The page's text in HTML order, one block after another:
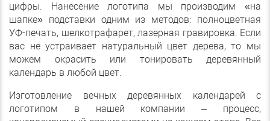
цифры. Нанесение логотипа мы производим «на
шапке» подставки одним из методов: полноцветная
УФ-печать, шелкотрафарет, лазерная гравировка. Если
вас не устраивает натуральный цвет дерева, то мы
можем окрасить или тонировать деревянный
календарь в любой цвет.
Изготовление вечных деревянных календарей с
логотипом в нашей компании – процесс,